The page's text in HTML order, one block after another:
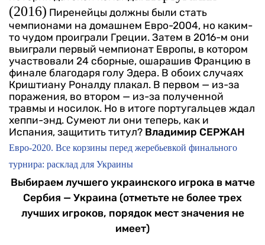
(2016) Пиренейцы должны были стать
чемпионами на домашнем Евро-2004, но каким-
то чудом проиграли Греции. Затем в 2016-м они
выиграли первый чемпионат Европы, в котором
участвовали 24 сборные, ошарашив Францию в
финале благодаря голу Эдера. В обоих случаях
Криштиану Роналду плакал. В первом — из-за
поражения, во втором — из-за полученной
травмы и носилок. Но в итоге португальцев ждал
хеппи-энд. Сумеют ли они теперь, как и
Испания, защитить титул? Владимир СЕРЖАН
Евро-2020. Все корзины перед жеребьевкой финального
турнира: расклад для Украины
Выбираем лучшего украинского игрока в матче
Сербия — Украина (отметьте не более трех
лучших игроков, порядок мест значения не
имеет)